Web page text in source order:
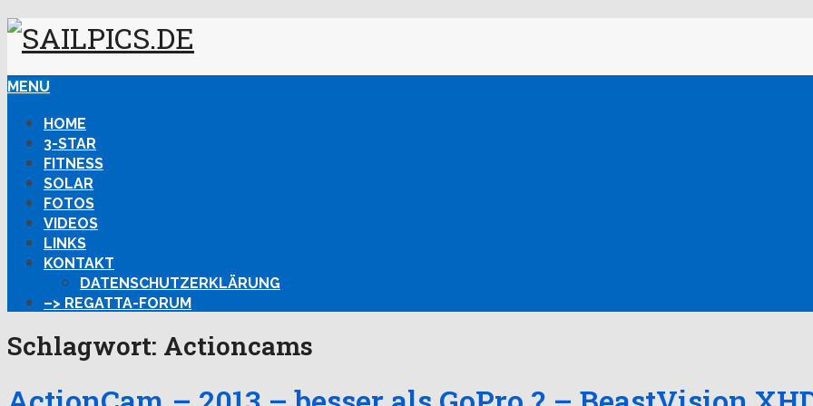
MENU
HOME
3-STAR
FITNESS
SOLAR
FOTOS
VIDEOS
LINKS
KONTAKT
DATENSCHUTZERKLÄRUNG
–> REGATTA-FORUM
Schlagwort: Actioncams